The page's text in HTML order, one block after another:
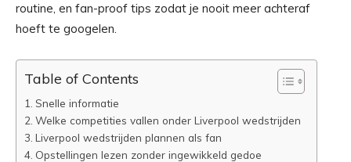
routine, en fan-proof tips zodat je nooit meer achteraf
hoeft te googelen.
Table of Contents
Snelle informatie
Welke competities vallen onder Liverpool wedstrijden
Liverpool wedstrijden plannen als fan
Opstellingen lezen zonder ingewikkeld gedoe